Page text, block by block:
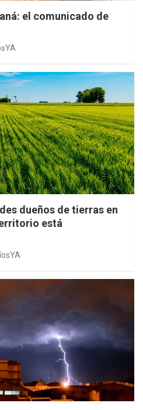
el comunicado de
dueños de tierras en
está